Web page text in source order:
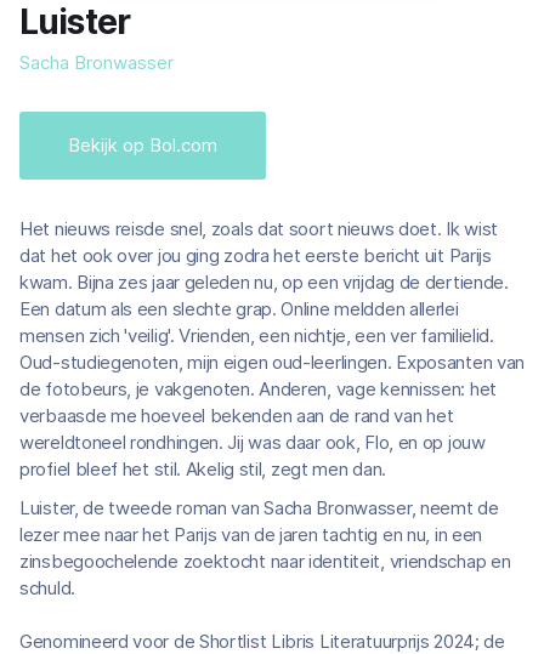
Luister
Sacha Bronwasser
Bekijk op Bol.com
Het nieuws reisde snel, zoals dat soort nieuws doet. Ik wist
dat het ook over jou ging zodra het eerste bericht uit Parijs
kwam. Bijna zes jaar geleden nu, op een vrijdag de dertiende.
Een datum als een slechte grap. Online meldden allerlei
mensen zich 'veilig'. Vrienden, een nichtje, een ver familielid.
Oud-studiegenoten, mijn eigen oud-leerlingen. Exposanten van
de fotobeurs, je vakgenoten. Anderen, vage kennissen: het
verbaasde me hoeveel bekenden aan de rand van het
wereldtoneel rondhingen. Jij was daar ook, Flo, en op jouw
profiel bleef het stil. Akelig stil, zegt men dan.
Luister, de tweede roman van Sacha Bronwasser, neemt de
lezer mee naar het Parijs van de jaren tachtig en nu, in een
zinsbegoochelende zoektocht naar identiteit, vriendschap en
schuld.
Genomineerd voor de Shortlist Libris Literatuurprijs 2024; de